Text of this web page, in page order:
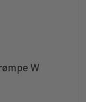
W